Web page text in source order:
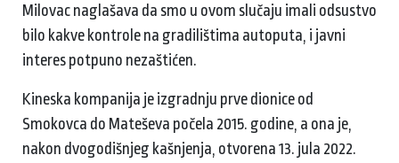
Milovac naglašava da smo u ovom slučaju imali odsustvo
bilo kakve kontrole na gradilištima autoputa, i javni
interes potpuno nezaštićen.
Kineska kompanija je izgradnju prve dionice od
Smokovca do Mateševa počela 2015. godine, a ona je,
nakon dvogodišnjeg kašnjenja, otvorena 13. jula 2022.